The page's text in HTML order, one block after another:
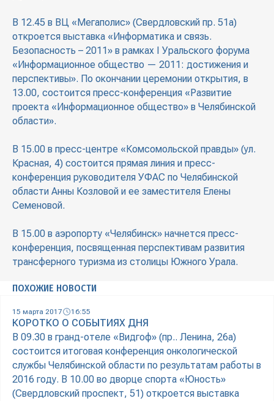
В 12.45 в ВЦ «Мегаполис» (Свердловский пр. 51а)
откроется выставка «Информатика и связь.
Безопасность – 2011» в рамках I Уральского форума
«Информационное общество — 2011: достижения и
перспективы». По окончании церемонии открытия, в
13.00, состоится пресс-конференция «Развитие
проекта «Информационное общество» в Челябинской
области».
В 15.00 в пресс-центре «Комсомольской правды» (ул.
Красная, 4) состоится прямая линия и пресс-
конференция руководителя УФАС по Челябинской
области Анны Козловой и ее заместителя Елены
Семеновой.
В 15.00 в аэропорту «Челябинск» начнется пресс-
конференция, посвященная перспективам развития
трансферного туризма из столицы Южного Урала.
ПОХОЖИЕ НОВОСТИ
15 марта 2017 16:55
КОРОТКО О СОБЫТИЯХ ДНЯ
В 09.30 в гранд-отеле «Видгоф» (пр.. Ленина, 26а)
состоится итоговая конференция онкологической
службы Челябинской области по результатам работы в
2016 году. В 10.00 во дворце спорта «Юность»
(Свердловский проспект, 51) откроется выставка